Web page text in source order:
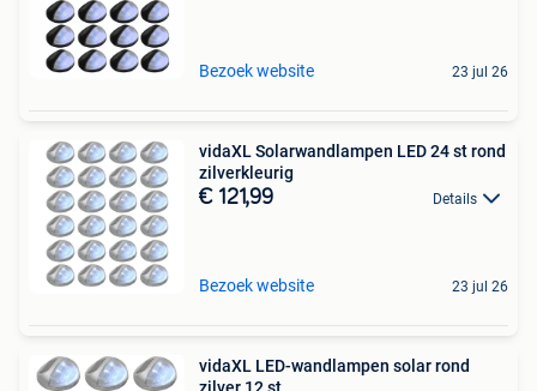
Bezoek website 23 jul 26
vidaXL Solarwandlampen LED 24 st rond
zilverkleurig
€ 121,99 Details
Bezoek website 23 jul 26
vidaXL LED-wandlampen solar rond
zilver 12 st